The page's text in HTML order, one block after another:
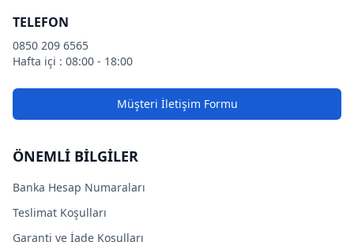
TELEFON
0850 209 6565
Hafta içi : 08:00 - 18:00
Müşteri İletişim Formu
ÖNEMLİ BİLGİLER
Banka Hesap Numaraları
Teslimat Koşulları
Garanti ve İade Koşulları